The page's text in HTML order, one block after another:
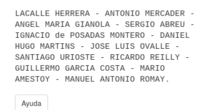
LACALLE HERRERA - ANTONIO MERCADER -
ANGEL MARIA GIANOLA - SERGIO ABREU -
IGNACIO de POSADAS MONTERO - DANIEL
HUGO MARTINS - JOSE LUIS OVALLE -
SANTIAGO URIOSTE - RICARDO REILLY -
GUILLERMO GARCIA COSTA - MARIO
Ayuda